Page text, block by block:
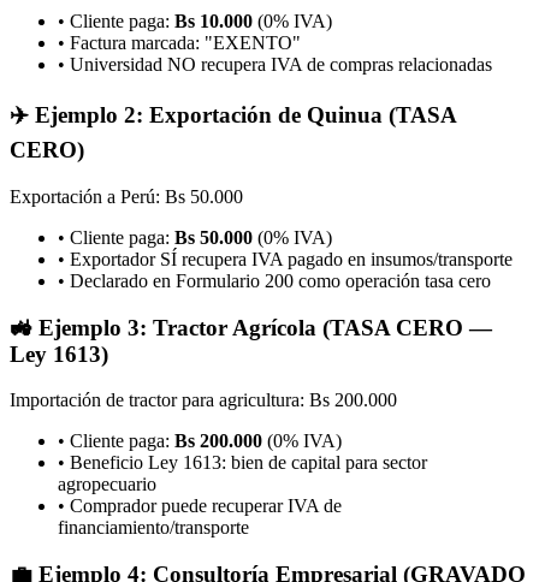
• Cliente paga: Bs 10.000 (0% IVA)
• Factura marcada: "EXENTO"
• Universidad NO recupera IVA de compras relacionadas
✈️ Ejemplo 2: Exportación de Quinua (TASA
CERO)
Exportación a Perú: Bs 50.000
• Cliente paga: Bs 50.000 (0% IVA)
• Exportador SÍ recupera IVA pagado en insumos/transporte
• Declarado en Formulario 200 como operación tasa cero
🚜 Ejemplo 3: Tractor Agrícola (TASA CERO —
Ley 1613)
Importación de tractor para agricultura: Bs 200.000
• Cliente paga: Bs 200.000 (0% IVA)
• Beneficio Ley 1613: bien de capital para sector
agropecuario
• Comprador puede recuperar IVA de
financiamiento/transporte
💼 Ejemplo 4: Consultoría Empresarial (GRAVADO